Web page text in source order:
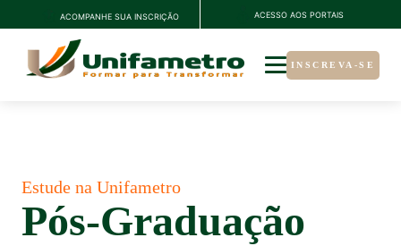
ACOMPANHE SUA INSCRIÇÃO ACESSO AOS PORTAIS
INSCREVA-SE
Estude na Unifametro
Pós-Graduação